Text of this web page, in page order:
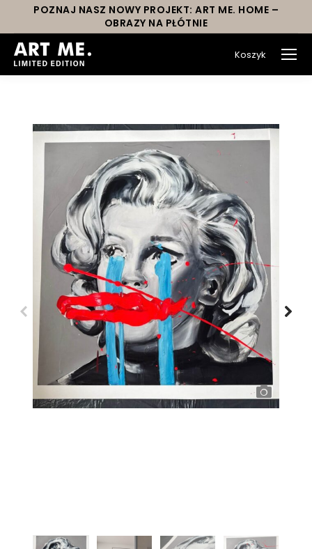
POZNAJ NASZ NOWY PROJEKT: ART ME. HOME –
OBRAZY NA PŁÓTNIE
Koszyk